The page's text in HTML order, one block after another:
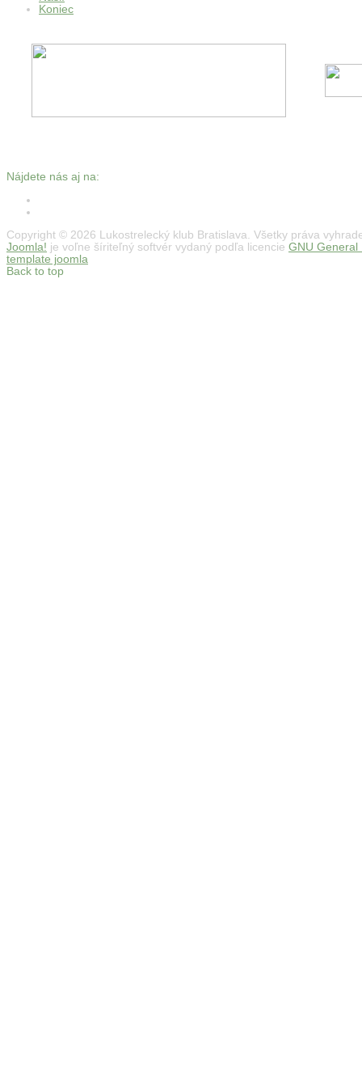
Koniec
Nájdete nás aj na:
Copyright © 2026 Lukostrelecký klub Bratislava. Všetky práva
Joomla! je voľne šíriteľný softvér vydaný podľa licencie GNU General
template joomla
Back to top